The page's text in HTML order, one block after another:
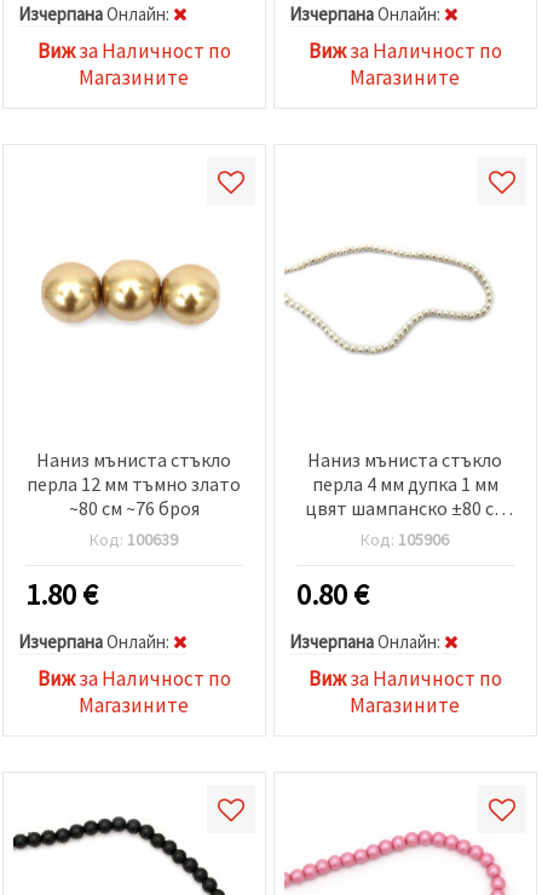
ИзчерпанаOнлайн:
Вижза Наличност по
Магазините
ИзчерпанаOнлайн:
Вижза Наличност по
Магазините
Наниз мъниста стъкло
перла 12 мм тъмно злато
~80 см ~76 броя
Код: 100639
1.80€
ИзчерпанаOнлайн:
Вижза Наличност по
Магазините
Наниз мъниста стъкло
перла 4 мм дупка 1 мм
цвят шампанско ±80 см
±210 броя
Код: 105906
0.80€
ИзчерпанаOнлайн:
Вижза Наличност по
Магазините